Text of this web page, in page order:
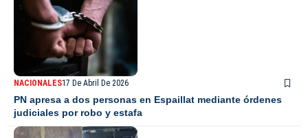
NACIONALES17 De Abril De 2026
PN apresa a dos personas en Espaillat mediante órdenes
judiciales por robo y estafa